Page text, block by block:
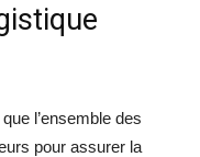
l’ensemble des
pour assurer la